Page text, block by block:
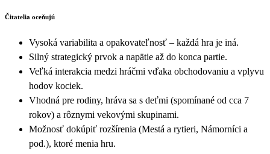
Čitatelia oceňujú
Vysoká variabilita a opakovateľnosť – každá hra je iná.
Silný strategický prvok a napätie až do konca partie.
Veľká interakcia medzi hráčmi vďaka obchodovaniu a vplyvu
hodov kociek.
Vhodná pre rodiny, hráva sa s deťmi (spomínané od cca 7
rokov) a rôznymi vekovými skupinami.
Možnosť dokúpiť rozšírenia (Mestá a rytieri, Námorníci a
pod.), ktoré menia hru.